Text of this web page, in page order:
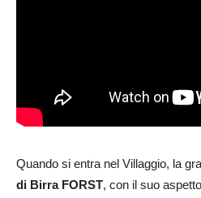
Quando si entra nel Villaggio, la
di Birra FORST, con il suo